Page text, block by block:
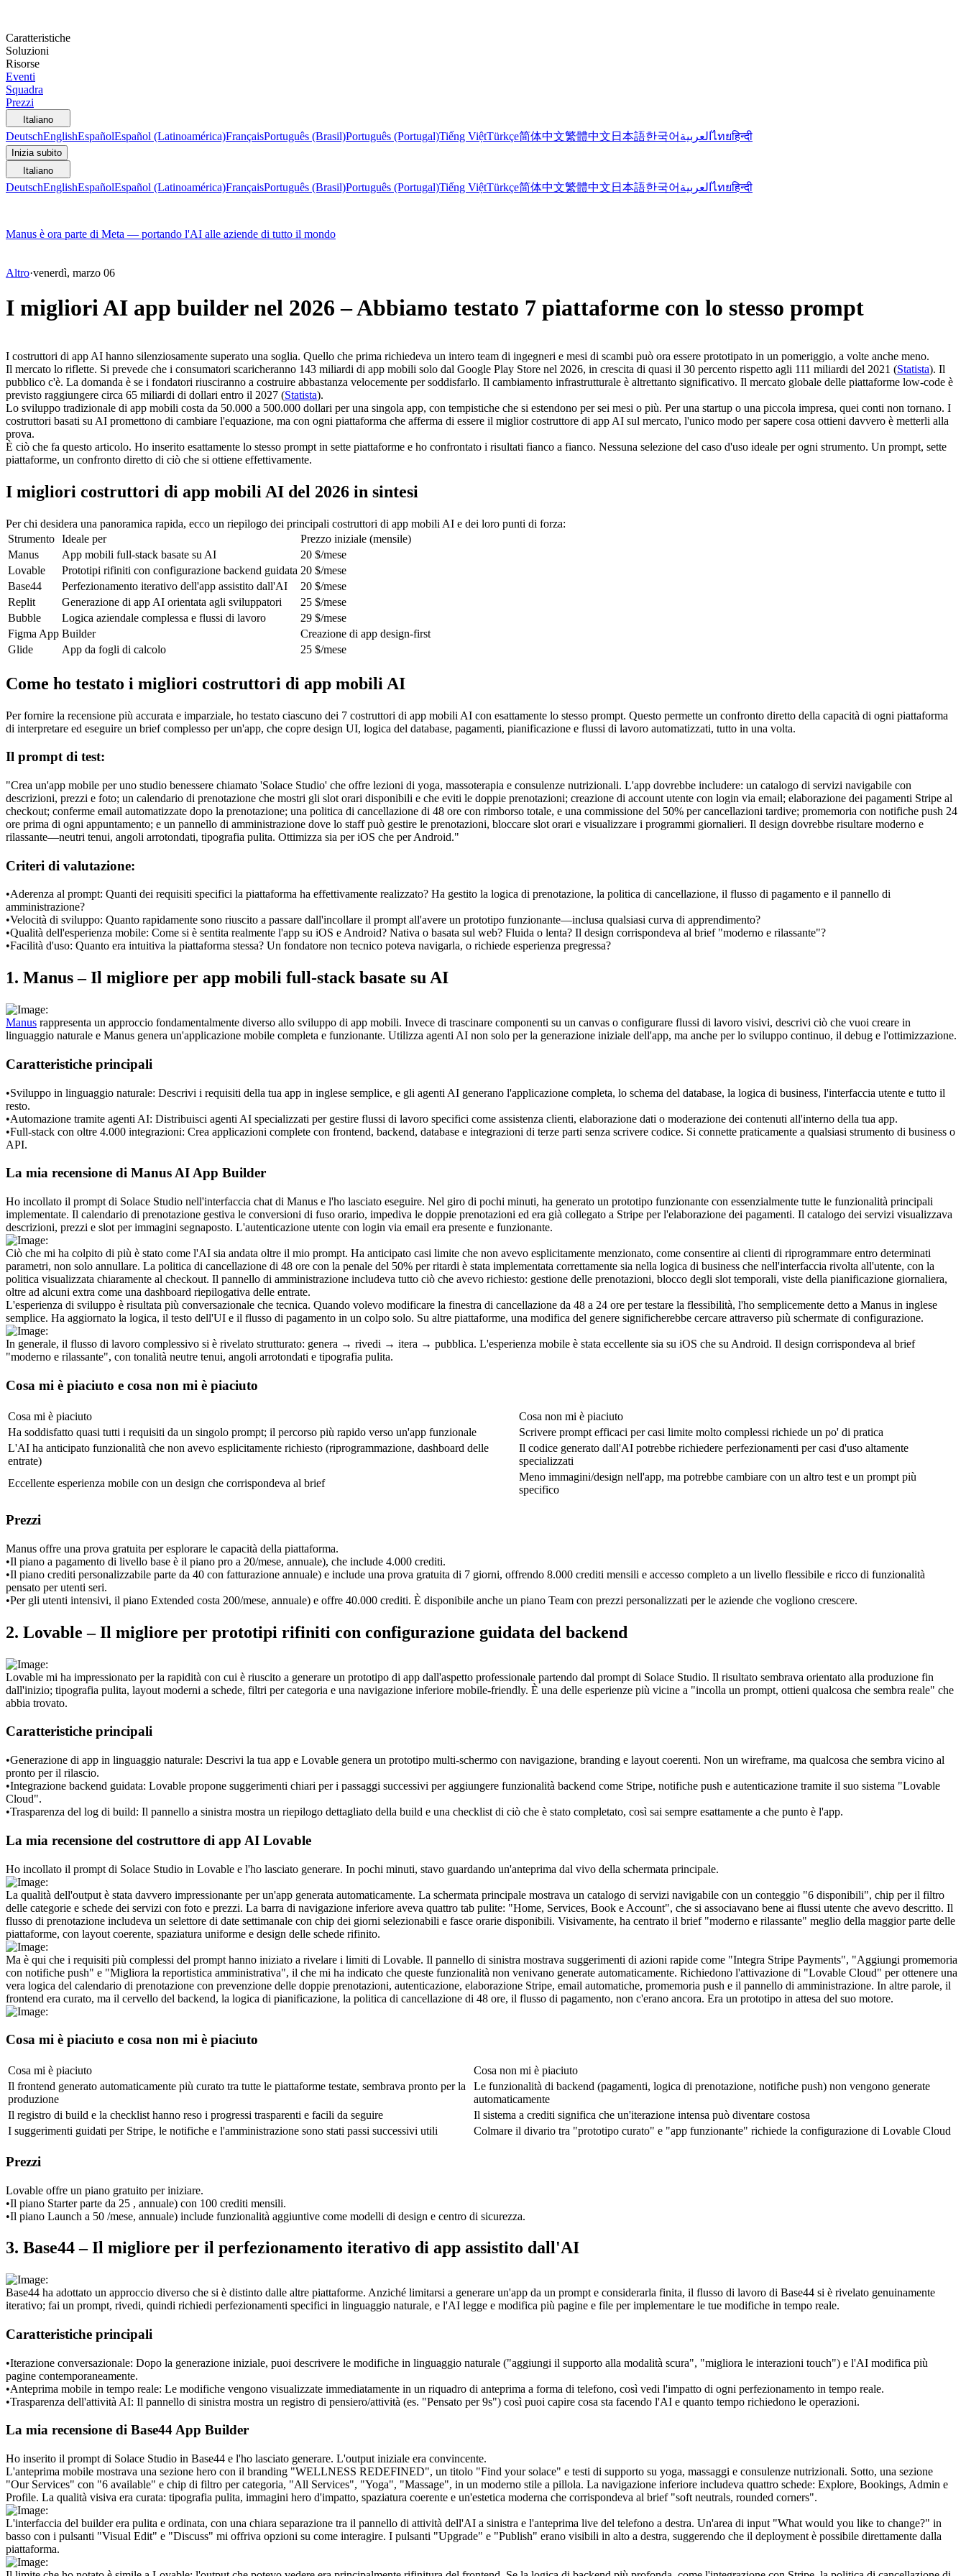
Caratteristiche
Soluzioni
Risorse
Eventi
Squadra
Prezzi
Italiano
DeutschEnglishEspañolEspañol (Latinoamérica)FrançaisPortuguês (Brasil)Português (Portugal)Tiếng ViệtTürkçe简体中文繁體中文 日本語한국어 العربيةไทยहिन्दी
Inizia subito
Italiano
DeutschEnglishEspañolEspañol (Latinoamérica)FrançaisPortuguês (Brasil)Português (Portugal)Tiếng ViệtTürkçe简体中文繁體中文 日本語한국어 العربيةไทยहिन्दी
Manus è ora parte di Meta — portando l'AI alle aziende di tutto il mondo
Altro·venerdì, marzo 06
I migliori AI app builder nel 2026 – Abbiamo testato 7 piattaforme con lo stesso prompt
I costruttori di app AI hanno silenziosamente superato una soglia. Quello che prima richiedeva un intero team di ingegneri e mesi di scambi può ora essere prototipato in un pomeriggio, a volte anche meno.
Il mercato lo riflette. Si prevede che i consumatori scaricheranno 143 miliardi di app mobili solo dal Google Play Store nel 2026, in crescita di quasi il 30 percento rispetto agli 111 miliardi del 2021 (Statista). Il
pubblico c'è. La domanda è se i fondatori riusciranno a costruire abbastanza velocemente per soddisfarlo. Il cambiamento infrastrutturale è altrettanto significativo. Il mercato globale delle piattaforme low-code è
previsto raggiungere circa 65 miliardi di dollari entro il 2027 (Statista).
Lo sviluppo tradizionale di app mobili costa da 50.000 a 500.000 dollari per una singola app, con tempistiche che si estendono per sei mesi o più. Per una startup o una piccola impresa, quei conti non tornano. I
costruttori basati su AI promettono di cambiare l'equazione, ma con ogni piattaforma che afferma di essere il miglior costruttore di app AI sul mercato, l'unico modo per sapere cosa ottieni davvero è metterli alla
prova.
È ciò che fa questo articolo. Ho inserito esattamente lo stesso prompt in sette piattaforme e ho confrontato i risultati fianco a fianco. Nessuna selezione del caso d'uso ideale per ogni strumento. Un prompt, sette
piattaforme, un confronto diretto di ciò che si ottiene effettivamente.
I migliori costruttori di app mobili AI del 2026 in sintesi
Per chi desidera una panoramica rapida, ecco un riepilogo dei principali costruttori di app mobili AI e dei loro punti di forza:
Strumento Ideale per
Prezzo iniziale (mensile)
Manus
App mobili full-stack basate su AI
20 $/mese
Lovable
Prototipi rifiniti con configurazione backend guidata 20 $/mese
Base44
Perfezionamento iterativo dell'app assistito dall'AI
20 $/mese
Replit
Generazione di app AI orientata agli sviluppatori
25 $/mese
Bubble
Logica aziendale complessa e flussi di lavoro
29 $/mese
Figma App Builder
Creazione di app design-first
Glide
App da fogli di calcolo 25 $/mese
Come ho testato i migliori costruttori di app mobili AI
Per fornire la recensione più accurata e imparziale, ho testato ciascuno dei 7 costruttori di app mobili AI con esattamente lo stesso prompt. Questo permette un confronto diretto della capacità di ogni piattaforma
di interpretare ed eseguire un brief complesso per un'app, che copre design UI, logica del database, pagamenti, pianificazione e flussi di lavoro automatizzati, tutto in una volta.
Il prompt di test:
"Crea un'app mobile per uno studio benessere chiamato 'Solace Studio' che offre lezioni di yoga, massoterapia e consulenze nutrizionali. L'app dovrebbe includere: un catalogo di servizi navigabile con
descrizioni, prezzi e foto; un calendario di prenotazione che mostri gli slot orari disponibili e che eviti le doppie prenotazioni; creazione di account utente con login via email; elaborazione dei pagamenti Stripe al
checkout; conferme email automatizzate dopo la prenotazione; una politica di cancellazione di 48 ore con rimborso totale, e una commissione del 50% per cancellazioni tardive; promemoria con notifiche push 24
ore prima di ogni appuntamento; e un pannello di amministrazione dove lo staff può gestire le prenotazioni, bloccare slot orari e visualizzare i programmi giornalieri. Il design dovrebbe risultare moderno e
rilassante—neutri tenui, angoli arrotondati, tipografia pulita. Ottimizza sia per iOS che per Android."
Criteri di valutazione:
•Aderenza al prompt: Quanti dei requisiti specifici la piattaforma ha effettivamente realizzato? Ha gestito la logica di prenotazione, la politica di cancellazione, il flusso di pagamento e il pannello di
amministrazione?
•Velocità di sviluppo: Quanto rapidamente sono riuscito a passare dall'incollare il prompt all'avere un prototipo funzionante—inclusa qualsiasi curva di apprendimento?
•Qualità dell'esperienza mobile: Come si è sentita realmente l'app su iOS e Android? Nativa o basata sul web? Fluida o lenta? Il design corrispondeva al brief "moderno e rilassante"?
•Facilità d'uso: Quanto era intuitiva la piattaforma stessa? Un fondatore non tecnico poteva navigarla, o richiede esperienza pregressa?
1. Manus – Il migliore per app mobili full-stack basate su AI
Manus rappresenta un approccio fondamentalmente diverso allo sviluppo di app mobili. Invece di trascinare componenti su un canvas o configurare flussi di lavoro visivi, descrivi ciò che vuoi creare in
linguaggio naturale e Manus genera un'applicazione mobile completa e funzionante. Utilizza agenti AI non solo per la generazione iniziale dell'app, ma anche per lo sviluppo continuo, il debug e l'ottimizzazione.
Caratteristiche principali
•Sviluppo in linguaggio naturale: Descrivi i requisiti della tua app in inglese semplice, e gli agenti AI generano l'applicazione completa, lo schema del database, la logica di business, l'interfaccia utente e tutto il
resto.
•Automazione tramite agenti AI: Distribuisci agenti AI specializzati per gestire flussi di lavoro specifici come assistenza clienti, elaborazione dati o moderazione dei contenuti all'interno della tua app.
•Full-stack con oltre 4.000 integrazioni: Crea applicazioni complete con frontend, backend, database e integrazioni di terze parti senza scrivere codice. Si connette praticamente a qualsiasi strumento di business o
API.
La mia recensione di Manus AI App Builder
Ho incollato il prompt di Solace Studio nell'interfaccia chat di Manus e l'ho lasciato eseguire. Nel giro di pochi minuti, ha generato un prototipo funzionante con essenzialmente tutte le funzionalità principali
implementate. Il calendario di prenotazione gestiva le conversioni di fuso orario, impediva le doppie prenotazioni ed era già collegato a Stripe per l'elaborazione dei pagamenti. Il catalogo dei servizi visualizzava
descrizioni, prezzi e slot per immagini segnaposto. L'autenticazione utente con login via email era presente e funzionante.
Ciò che mi ha colpito di più è stato come l'AI sia andata oltre il mio prompt. Ha anticipato casi limite che non avevo esplicitamente menzionato, come consentire ai clienti di riprogrammare entro determinati
parametri, non solo annullare. La politica di cancellazione di 48 ore con la penale del 50% per ritardi è stata implementata correttamente sia nella logica di business che nell'interfaccia rivolta all'utente, con la
politica visualizzata chiaramente al checkout. Il pannello di amministrazione includeva tutto ciò che avevo richiesto: gestione delle prenotazioni, blocco degli slot temporali, viste della pianificazione giornaliera,
oltre ad alcuni extra come una dashboard riepilogativa delle entrate.
L'esperienza di sviluppo è risultata più conversazionale che tecnica. Quando volevo modificare la finestra di cancellazione da 48 a 24 ore per testare la flessibilità, l'ho semplicemente detto a Manus in inglese
semplice. Ha aggiornato la logica, il testo dell'UI e il flusso di pagamento in un colpo solo. Su altre piattaforme, una modifica del genere significherebbe cercare attraverso più schermate di configurazione.
In generale, il flusso di lavoro complessivo si è rivelato strutturato: genera → rivedi → itera → pubblica. L'esperienza mobile è stata eccellente sia su iOS che su Android. Il design corrispondeva al brief
"moderno e rilassante", con tonalità neutre tenui, angoli arrotondati e tipografia pulita.
Cosa mi è piaciuto e cosa non mi è piaciuto
Cosa mi è piaciuto
Cosa non mi è piaciuto
Ha soddisfatto quasi tutti i requisiti da un singolo prompt; il percorso più rapido verso un'app funzionale
Scrivere prompt efficaci per casi limite molto complessi richiede un po' di pratica
L'AI ha anticipato funzionalità che non avevo esplicitamente richiesto (riprogrammazione, dashboard delle
entrate)
Il codice generato dall'AI potrebbe richiedere perfezionamenti per casi d'uso altamente
specializzati
Eccellente esperienza mobile con un design che corrispondeva al brief
Meno immagini/design nell'app, ma potrebbe cambiare con un altro test e un prompt più
specifico
Prezzi
Manus offre una prova gratuita per esplorare le capacità della piattaforma.
•Il piano a pagamento di livello base è il piano pro a 20/mese, annuale), che include 4.000 crediti.
•Il piano crediti personalizzabile parte da 40 con fatturazione annuale) e include una prova gratuita di 7 giorni, offrendo 8.000 crediti mensili e accesso completo a un livello flessibile e ricco di funzionalità
pensato per utenti seri.
•Per gli utenti intensivi, il piano Extended costa 200/mese, annuale) e offre 40.000 crediti. È disponibile anche un piano Team con prezzi personalizzati per le aziende che vogliono crescere.
2. Lovable – Il migliore per prototipi rifiniti con configurazione guidata del backend
Lovable mi ha impressionato per la rapidità con cui è riuscito a generare un prototipo di app dall'aspetto professionale partendo dal prompt di Solace Studio. Il risultato sembrava orientato alla produzione fin
dall'inizio; tipografia pulita, layout moderni a schede, filtri per categoria e una navigazione inferiore mobile-friendly. È una delle esperienze più vicine a "incolla un prompt, ottieni qualcosa che sembra reale" che
abbia trovato.
Caratteristiche principali
•Generazione di app in linguaggio naturale: Descrivi la tua app e Lovable genera un prototipo multi-schermo con navigazione, branding e layout coerenti. Non un wireframe, ma qualcosa che sembra vicino al
pronto per il rilascio.
•Integrazione backend guidata: Lovable propone suggerimenti chiari per i passaggi successivi per aggiungere funzionalità backend come Stripe, notifiche push e autenticazione tramite il suo sistema "Lovable
Cloud".
•Trasparenza del log di build: Il pannello a sinistra mostra un riepilogo dettagliato della build e una checklist di ciò che è stato completato, così sai sempre esattamente a che punto è l'app.
La mia recensione del costruttore di app AI Lovable
Ho incollato il prompt di Solace Studio in Lovable e l'ho lasciato generare. In pochi minuti, stavo guardando un'anteprima dal vivo della schermata principale.
La qualità dell'output è stata davvero impressionante per un'app generata automaticamente. La schermata principale mostrava un catalogo di servizi navigabile con un conteggio "6 disponibili", chip per il filtro
delle categorie e schede dei servizi con foto e prezzi. La barra di navigazione inferiore aveva quattro tab pulite: "Home, Services, Book e Account", che si associavano bene ai flussi utente che avevo descritto. Il
flusso di prenotazione includeva un selettore di date settimanale con chip dei giorni selezionabili e fasce orarie disponibili. Visivamente, ha centrato il brief "moderno e rilassante" meglio della maggior parte delle
piattaforme, con layout coerente, spaziatura uniforme e design delle schede rifinito.
Ma è qui che i requisiti più complessi del prompt hanno iniziato a rivelare i limiti di Lovable. Il pannello di sinistra mostrava suggerimenti di azioni rapide come "Integra Stripe Payments", "Aggiungi promemoria
con notifiche push" e "Migliora la reportistica amministrativa", il che mi ha indicato che queste funzionalità non venivano generate automaticamente. Richiedono l'attivazione di "Lovable Cloud" per ottenere una
vera logica del calendario di prenotazione con prevenzione delle doppie prenotazioni, autenticazione, elaborazione Stripe, email automatiche, promemoria push e il pannello di amministrazione. In altre parole, il
frontend era curato, ma il cervello del backend, la logica di pianificazione, la politica di cancellazione di 48 ore, il flusso di pagamento, non c'erano ancora. Era un prototipo in attesa del suo motore.
Cosa mi è piaciuto e cosa non mi è piaciuto
Cosa mi è piaciuto
Cosa non mi è piaciuto
Il frontend generato automaticamente più curato tra tutte le piattaforme testate, sembrava pronto per la
produzione
Le funzionalità di backend (pagamenti, logica di prenotazione, notifiche push) non vengono generate
automaticamente
Il registro di build e la checklist hanno reso i progressi trasparenti e facili da seguire
Il sistema a crediti significa che un'iterazione intensa può diventare costosa
I suggerimenti guidati per Stripe, le notifiche e l'amministrazione sono stati passi successivi utili
Colmare il divario tra "prototipo curato" e "app funzionante" richiede la configurazione di Lovable Cloud
Prezzi
Lovable offre un piano gratuito per iniziare.
•Il piano Starter parte da 25 , annuale) con 100 crediti mensili.
•Il piano Launch a 50 /mese, annuale) include funzionalità aggiuntive come modelli di design e centro di sicurezza.
3. Base44 – Il migliore per il perfezionamento iterativo di app assistito dall'AI
Base44 ha adottato un approccio diverso che si è distinto dalle altre piattaforme. Anziché limitarsi a generare un'app da un prompt e considerarla finita, il flusso di lavoro di Base44 si è rivelato genuinamente
iterativo; fai un prompt, rivedi, quindi richiedi perfezionamenti specifici in linguaggio naturale, e l'AI legge e modifica più pagine e file per implementare le tue modifiche in tempo reale.
Caratteristiche principali
•Iterazione conversazionale: Dopo la generazione iniziale, puoi descrivere le modifiche in linguaggio naturale ("aggiungi il supporto alla modalità scura", "migliora le interazioni touch") e l'AI modifica più
pagine contemporaneamente.
•Anteprima mobile in tempo reale: Le modifiche vengono visualizzate immediatamente in un riquadro di anteprima a forma di telefono, così vedi l'impatto di ogni perfezionamento in tempo reale.
•Trasparenza dell'attività AI: Il pannello di sinistra mostra un registro di pensiero/attività (es. "Pensato per 9s") così puoi capire cosa sta facendo l'AI e quanto tempo richiedono le operazioni.
La mia recensione di Base44 App Builder
Ho inserito il prompt di Solace Studio in Base44 e l'ho lasciato generare. L'output iniziale era convincente.
L'anteprima mobile mostrava una sezione hero con il branding "WELLNESS REDEFINED", un titolo "Find your solace" e testi di supporto su yoga, massaggi e consulenze nutrizionali. Sotto, una sezione
"Our Services" con "6 available" e chip di filtro per categoria, "All Services", "Yoga", "Massage", in un moderno stile a pillola. La navigazione inferiore includeva quattro schede: Explore, Bookings, Admin e
Profile. La qualità visiva era curata: tipografia pulita, immagini hero d'impatto, spaziatura coerente e un'estetica moderna che corrispondeva al brief "soft neutrals, rounded corners".
L'interfaccia del builder era pulita e ordinata, con una chiara separazione tra il pannello di attività dell'AI a sinistra e l'anteprima live del telefono a destra. Un'area di input "What would you like to change?" in
basso con i pulsanti "Visual Edit" e "Discuss" mi offriva opzioni su come interagire. I pulsanti "Upgrade" e "Publish" erano visibili in alto a destra, suggerendo che il deployment è possibile direttamente dalla
piattaforma.